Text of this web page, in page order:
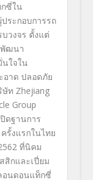
ซี่ใน
ระกอบการรถ
วงจร ตั้งแต่
พัฒนา
นใจใน
อาด ปลอดภัย
ษัท Zhejiang
Group
ดฐานการ
รั้งแรกในไทย
ที่นิคม
สิกและเปี่ยม
อนดอนแท็กซี่